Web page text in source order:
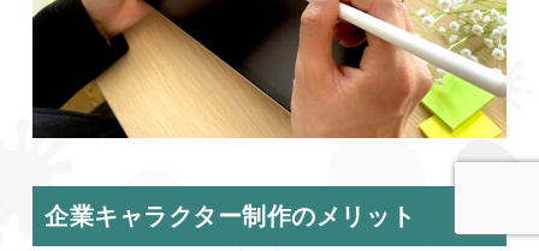
企業キャラクター制作のメリット